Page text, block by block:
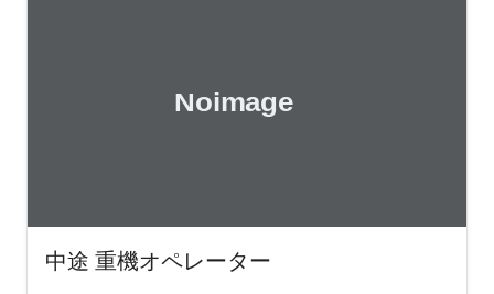
中途 重機オペレーター